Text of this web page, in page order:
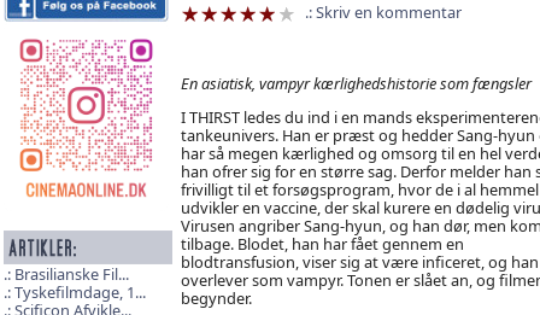
Brasilianske Fil...
Tyskefilmdage, 1...
Scificon Afvikle...
Skriv en kommentar
En asiatisk, vampyr kærlighedshistorie som fængsler
I THIRST ledes du ind i en mands
tankeunivers. Han er præst og hedder Sang-hyun
har så megen kærlighed og omsorg til en hel
han ofrer sig for en større sag. Derfor melder han
frivilligt til et forsøgsprogram, hvor de i al
udvikler en vaccine, der skal kurere en dødelig
Virusen angriber Sang-hyun, og han dør, men
tilbage. Blodet, han har fået gennem en
blodtransfusion, viser sig at være inficeret, og han
overlever som vampyr. Tonen er slået an, og
begynder.